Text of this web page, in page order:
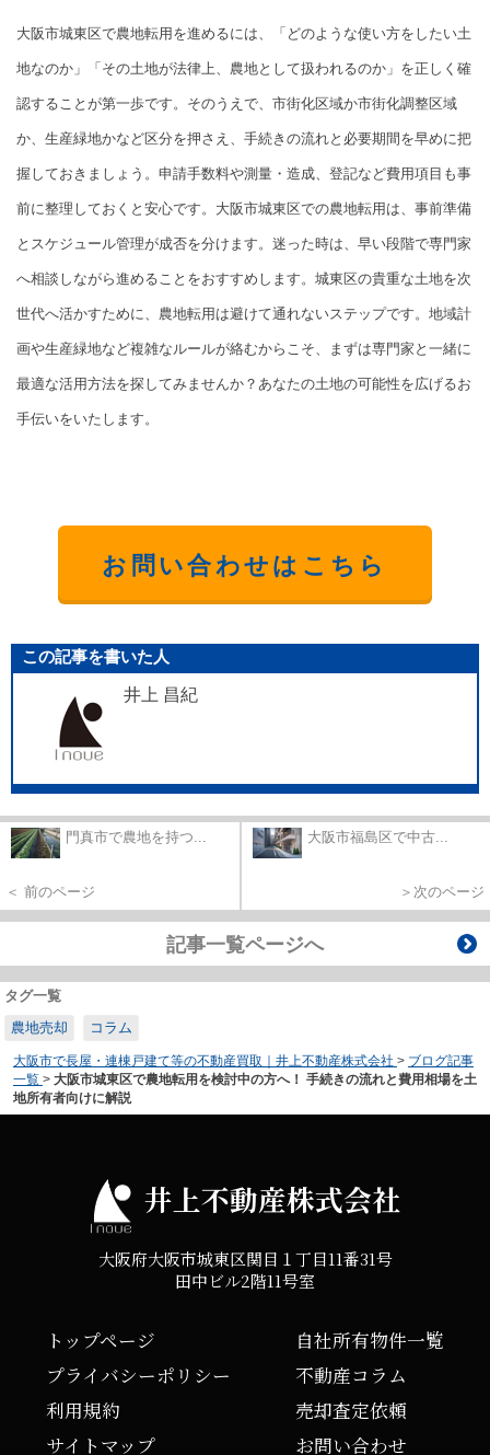
大阪市城東区で農地転用を進めるには、「どのような使い方をしたい土
地なのか」「その土地が法律上、農地として扱われるのか」を正しく確
認することが第一歩です。そのうえで、市街化区域か市街化調整区域
か、生産緑地かなど区分を押さえ、手続きの流れと必要期間を早めに把
握しておきましょう。申請手数料や測量・造成、登記など費用項目も事
前に整理しておくと安心です。大阪市城東区での農地転用は、事前準備
とスケジュール管理が成否を分けます。迷った時は、早い段階で専門家
へ相談しながら進めることをおすすめします。城東区の貴重な土地を次
世代へ活かすために、農地転用は避けて通れないステップです。地域計
画や生産緑地など複雑なルールが絡むからこそ、まずは専門家と一緒に
最適な活用方法を探してみませんか？あなたの土地の可能性を広げるお
手伝いをいたします。
お問い合わせはこちら
この記事を書いた人
井上 昌紀
門真市で農地を持つ...
＜ 前のページ
大阪市福島区で中古...
＞次のページ
記事一覧ページへ
タグ一覧
農地売却
コラム
大阪市で長屋・連棟戸建て等の不動産買取｜井上不動産株式会社 > ブログ記事
一覧 > 大阪市城東区で農地転用を検討中の方へ！ 手続きの流れと費用相場を土
地所有者向けに解説
井上不動産株式会社
大阪府大阪市城東区関目１丁目11番31号
田中ビル2階11号室
トップページ
プライバシーポリシー
利用規約
サイトマップ
自社所有物件一覧
不動産コラム
売却査定依頼
お問い合わせ